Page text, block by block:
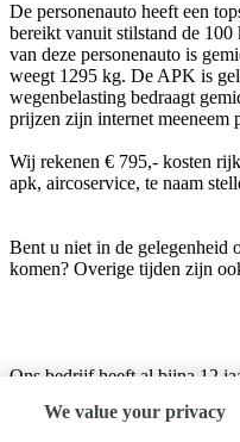
De personenauto heeft een
bereikt vanuit stilstand de
van deze personenauto is
weegt 1295 kg. De APK is
wegenbelasting bedraagt
prijzen zijn internet meeneem
Wij rekenen € 795,- kosten
apk, aircoservice, te naam
Bent u niet in de gelegenheid
komen? Overige tijden zijn
Ons bedrijf heeft al bijna 12
tegen de scherpste prijs.
We value your privacy